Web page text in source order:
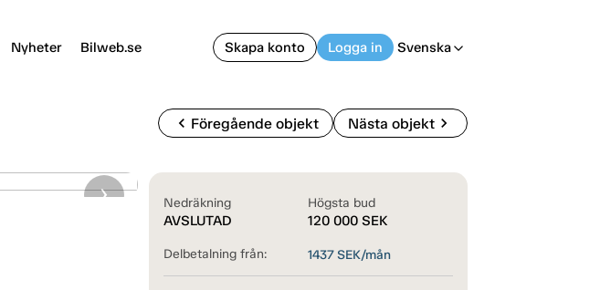
Nyheter Bilweb.se Skapa konto Logga in Svenska arrow_back_ios
chevron_left Föregående objekt Nästa objektchevron_right
Nedräkning
AVSLUTAD
Högsta bud
120 000 SEK
Delbetalning från: 1437SEK/mån